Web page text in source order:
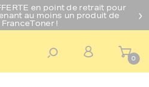
en point de retrait pour
au moins un produit de
!
0